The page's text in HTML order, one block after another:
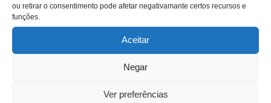
ou retirar o consentimento pode afetar negativamante certos recursos e
funções.
Aceitar
Negar
Ver preferências
Posted
by
António Nogueira da Costa Março 21, 2017
A bitcoin caiu quase 25% nos últimos dias e negociou
abaixo dos $1000 (entretanto corrigiu…